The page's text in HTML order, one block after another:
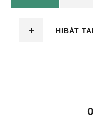
HIBÁT
0